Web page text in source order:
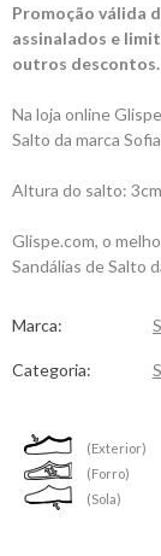
Promoção válida
assinalados e
outros descontos.
Na loja online
Salto da marca
Altura do salto: 3cm
Glispe.com, o
Sandálias de Salto
Marca:
Categoria:
(Exterior)
(Forro)
(Sola)